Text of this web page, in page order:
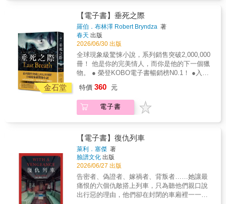
劉進興、黃國華、張大魯、冬陽、杜鵑窩人、
藍霄、余小芳、顏九笙、Fran、WC看看……鼓
掌叫好推薦★☆ Millennium Trilogy 千禧三部曲
☆★《龍紋身的女孩》MÄN SOM HATAR
KVINNOR莎蘭德登場震撼之作！失蹤少女、豪
門祕密、連環罪案，跨越四十年的調查，兩個
格格不入的靈魂，聯手揭開人性最黑暗的深
淵。《玩火的女孩》FLICKAN SOM LEKTE
MED ELDEN面對全世界的追捕，莎蘭德選擇
想一些能帶來力量的事物，於是她閉上眼睛，
想像汽油的味道……《直搗蜂窩的女孩》
LUFTSLOTTET SOM SPRÄNGDES從個人復
仇到國家醜聞，從祕密行動到法庭交鋒，所有
伏筆在此匯聚，引爆千禧三部曲最震撼的終
局。
野、吳念真、柯一正、王浩威、殷琪、南方
朔、范立達、詹宏志、光禹、譚光磊、臥斧、
劉進興、黃國華、張大魯、冬陽、杜鵑窩人、
藍霄、余小芳、顏九笙、Fran、WC看看……讚
嘆推薦★☆ Millennium Trilogy 千禧三部曲
☆★史迪格．拉森傳世之作來自瑞典，史無前
例攻占全球暢銷書榜，屢創紀錄的完美小說，
HATAR KVINNOR莎蘭德登場震撼之作！失蹤
少女、豪門祕密、連環罪案，跨越四十年的調
查，兩個格格不入的靈魂，聯手揭開人性最黑
暗的深淵。《玩火的女孩》FLICKAN SOM
德選擇反擊！她發現阻止恐懼最有效的方法，
就是幻想一些能帶來力量的事物，於是她閉上
眼睛，想像汽油的味道……《直搗蜂窩的女
孩》LUFTSLOTTET SOM SPRÄNGDES從個
人復仇到國家醜聞，從祕密行動到法庭交鋒，
所有伏筆在此匯聚，引爆千禧三部曲震撼終
局。
身上等犯罪小說家之列。」──紐約時報書評
「讀來就像和老朋友重新聚首，這本小說萬事
俱備：靈巧、機智、感人。」──麗莎‧嘉德納
「令人欣喜。歐斯曼擁有渾然天成的幽默感，
還能夠將這股幽默轉譯到他筆下的角色與對話
之中。」──凱特‧亞金森 「歐斯曼再度交出一
本充滿幽默與真情的必讀之作。我真愛這本
時感人、有時詼諧，懸疑情節高明，讓人從頭
到尾流暢地飛快往下翻頁。」──傑佛瑞‧迪佛
罪犯和警察）之間的關愛與尊重。整個故事都
以溫暖而幽默的筆調寫就。」──《圖書館期
刊》（星號推薦） 「如同系列前作一般優秀絕
妙。歐斯曼筆下魅力無法擋的角色雖然年事已
高，面對致命危機時仍然堅定果決。」──《華
爾街日報》 ┤系列好評├ 「其他書中和電視節
目上或許還有別的高齡偵探角色，但若論機
智、聰慧和人性關懷，他們仍然都比不上《週
四謀殺俱樂部》。」──《華爾街日報》 「歐斯
的日常，讓這部小說維持了腳踏實地的寫實
性。」──《每日郵報》 「純粹喜悅的閱讀享
受，筆鋒銳利，充滿驚奇，心意真誠、悲喜交
日報》 「理察‧歐斯曼僅僅用了兩本作品，就躋
身上等犯罪小說家之列。」──紐約時報書評
「讀來就像和老朋友重新聚首，這本小說萬事
俱備：靈巧、機智、感人。」──麗莎‧嘉德納
「令人欣喜。歐斯曼擁有渾然天成的幽默感，
還能夠將這股幽默轉譯到他筆下的角色與對話
之中。」──凱特‧亞金森 「歐斯曼再度交出一
的法庭上賭上一切。 & 《不能贏的辯護》、
《騙子律師》、《第13位陪審員》、《魔鬼的
代言人》 史上最囂張的騙子律師 艾迪．弗林
的起點之戰 在真相與謊言之間， 法庭不再是審
判的舞台，而是死亡陷阱
誰都快，法律只是工具，真正能讓他贏的，是
耍弄人心、靠一張嘴與好身手贏來的本事。 孕
婦瑪莉亞．赫南德茲的丈夫死於執法過當，警
方卻聲稱那是正當防衛。艾迪．弗林與搭檔傑
克．哈洛蘭接下這樁看似不可能勝訴的官司，
卻意外發掘警局內部的黑暗祕密。 當證人接連
消失、監視錄影被刪除、檔案遭竄改，有人正
暗中監控他們的一舉一動&hellip;&hellip;極限二
十四小時內，艾迪必須找到證據、保護當事
朋友被襲擊、家人遭跟蹤，整個城市像一個陷
阱，而他正被逼入絕境。艾迪沒有退路，唯一
能倚賴的，是他當騙徒時養成的本能──看穿恐
懼、操弄人心、在最短時間內奪下勝利。他必
須用謊言對抗謊言，用陷阱反制陷阱，在最後
的法庭上賭上一切。 & 《不能贏的辯護》、
《騙子律師》、《第13位陪審員》、《魔鬼的
代言人》 史上最囂張的騙子律師 艾迪．弗林
的起點之戰 在真相與謊言之間， 法庭不再是審
判的舞台，而是死亡陷阱
沒有睡好過，夜深人靜時，任何一點細微聲響
都讓他感到震耳欲聾。 愛德華爵士的來訪卻為
亨利帶來一絲曙光──他的工廠專門生產一種奇
異的蛛絲布疋，只要輕輕觸摸，便能瞬間遠離
外界一切嘈雜，得到撫慰人心的寂靜。亨利為
此深深著迷，欣然同意以助聽器專賣店員工的
身分前往特維頓，為爵士深受聽障所擾的女兒
服務。 特維頓正是寂靜工廠的所在地，這裡日
日夜夜紡織著神祕絲布，撩撥著周遭所有聲
也會反射詭譎的回聲、幽靈般的呢喃，足以誘
發頭痛，甚至讓人神智不清。種種令人不安的
徵兆，讓他察覺事情並不如表面所見那樣單純
隱藏著何種鬼魅？真正被噤聲的又是什麼？ ***
「它宛如魔咒，又似奇蹟。 狗吠、男人的呼
喝、滴答作響的時鐘， 都如海市蜃樓般陡然消
失。」 【本書特色】（1）封面重現十九世紀
藝術大師William Morris作品 William Morris
為19世紀最具影響力藝術家之一，他掀起英國
美術工藝運動，反對工業化粗製濫造，提倡回
金石堂
【電子書】垂死之際
羅伯．布林澤 Robert Bryndza 著
春天 出版
2026/06/30 出版
全球現象級驚悚小說，系列銷售突破2,000,000
冊！ 他是你的完美情人，而你是他的下一個獵
物。 ● 榮登KOBO電子書暢銷榜N0.1！ ●入圍
佳推理驚悚小說，逾一萬則★★★★★書評狂
推！ ●作品全球狂銷5,000,000冊，羅伯．布林
澤『愛芮卡．佛斯特警探系列』再次拉高了驚
身衣物被鮮血浸透&mdash;&mdash;愛芮卡．
佛斯特偵緝總督察是第一批抵達現場的人員之
一。問題是這一次這樁案子並不在她的管轄
內。 愛芮卡在爭取加入調查小組的同時，仍忍
不住介入其中，並迅速發現了這起案件與四個
月前另一宗未破懸案的關聯。兩名女性被棄屍
的地點雷同，且身上都有著一模一樣的傷口：
股動脈上的致命切口。 兇手在網路上跟蹤他的
特價 360 元
電子書
【電子書】復仇列車
萊利．塞傑 著
臉譜文化 出版
2026/06/27 出版
告密者、偽證者、嫁禍者、背叛者……她讓最
痛恨的六個仇敵搭上列車，只為聽他們親口說
出行惡的理由，他們卻在封閉的車廂裡一一身